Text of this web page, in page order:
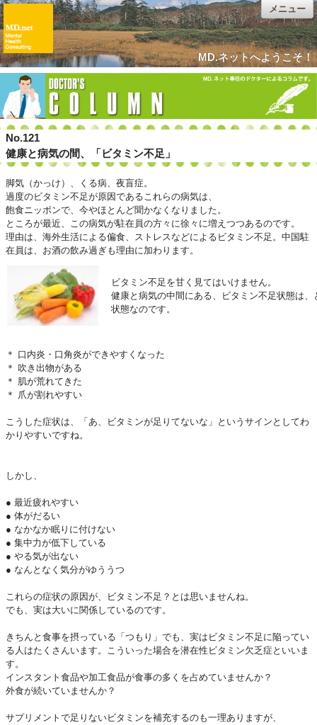
MD.ネットへようこそ！
メニュー
No.121
健康と病気の間、「ビタミン不足」
脚気（かっけ）、くる病、夜盲症。
過度のビタミン不足が原因であるこれらの病気は、
飽食ニッポンで、今やほとんど聞かなくなりました。
ところが最近、この病気が駐在員の方々に徐々に増えつつあるのです。
理由は、海外生活による偏食、ストレスなどによるビタミン不足。中国駐
在員は、お酒の飲み過ぎも理由に加わります。
ビタミン不足を甘く見てはいけません。
健康と病気の中間にある、ビタミン不足状態は、
状態なのです。
＊ 口内炎・口角炎ができやすくなった
＊ 吹き出物がある
＊ 肌が荒れてきた
＊ 爪が割れやすい
こうした症状は、「あ、ビタミンが足りてないな」というサインとしてわ
かりやすいですね。
しかし、
● 最近疲れやすい
● 体がだるい
● なかなか眠りに付けない
● 集中力が低下している
● やる気が出ない
● なんとなく気分がゆううつ
これらの症状の原因が、ビタミン不足？とは思いませんね。
でも、実は大いに関係しているのです。
きちんと食事を摂っている「つもり」でも、実はビタミン不足に陥ってい
る人はたくさんいます。こういった場合を潜在性ビタミン欠乏症といいま
す。
インスタント食品や加工食品が食事の多くを占めていませんか？
外食が続いていませんか？
サプリメントで足りないビタミンを補充するのも一理ありますが、